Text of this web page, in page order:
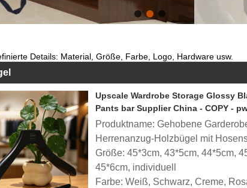
Details: Material, Größe, Farbe, Logo, Hardware usw.
Upscale Wardrobe Storage Glossy
Pants bar Supplier China - COPY -
Produktname: Gehobene
Herrenanzug-Holzbügel mit
Größe: 45*3cm, 43*5cm, 44*5cm,
45*6cm, individuell
Farbe: Weiß, Schwarz, Creme,